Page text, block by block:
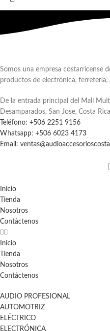
Somos una empresa costarricense
productos de electrónica,
De la entrada principal del Mall
Desamparados, San Jose, Costa Rica
Teléfono: +506 2251 9156
Whatsapp: +506 6023 4173
Email:
Inicio
Tienda
Nosotros
Contáctenos
Inicio
Tienda
Nosotros
Contáctenos
AUDIO PROFESIONAL
AUTOMOTRIZ
ELÉCTRICO
ELECTRÓNICA